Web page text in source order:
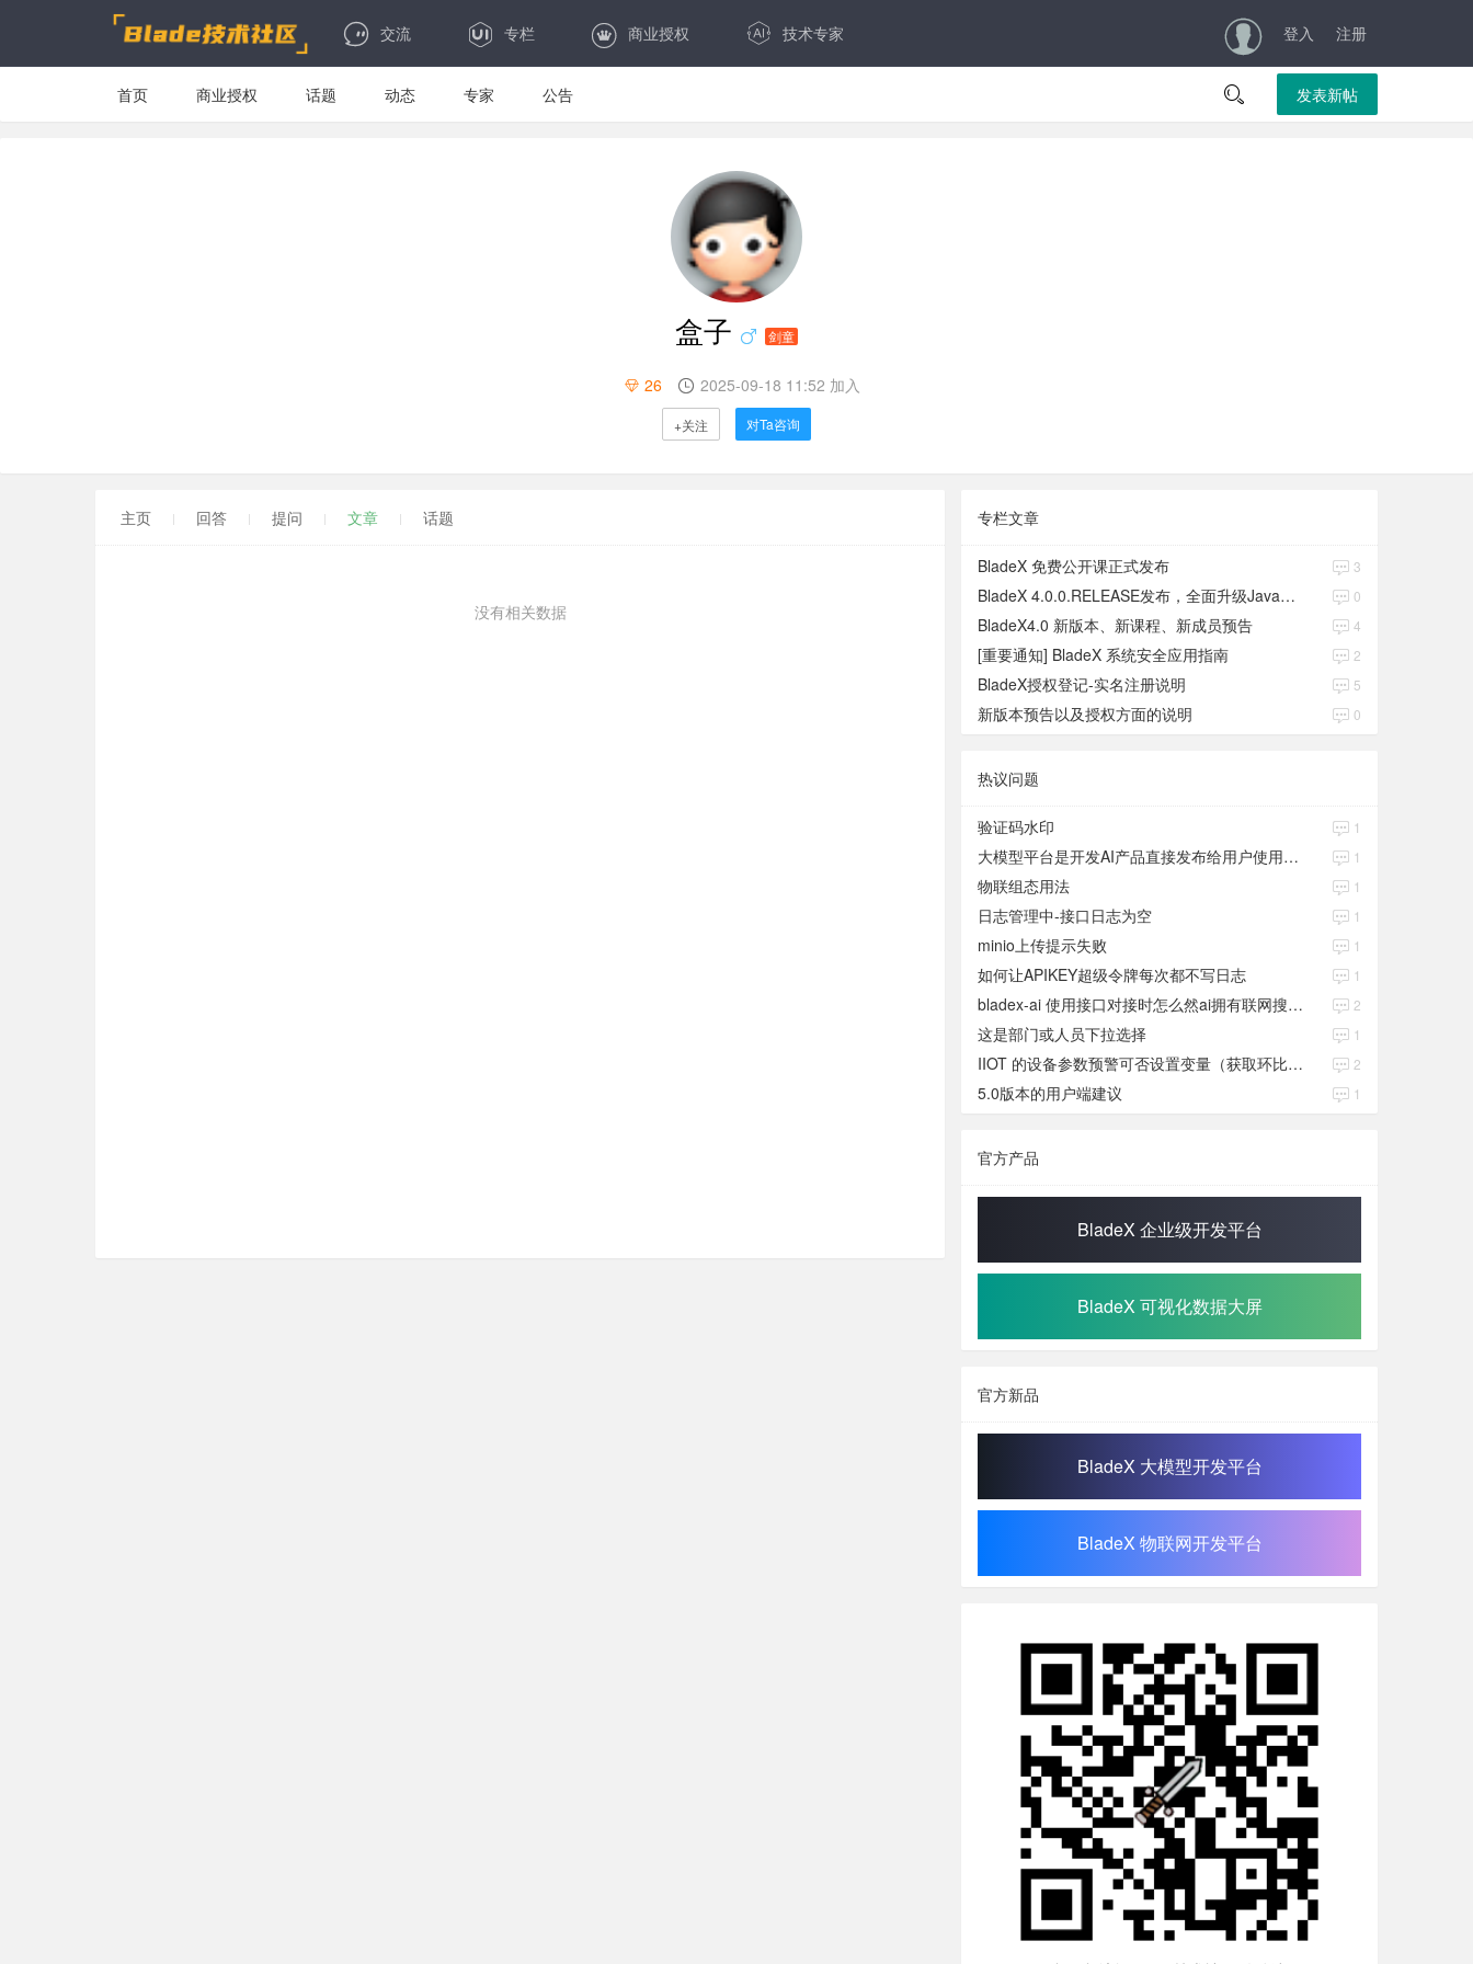
交流 专栏 商业授权 技术专家 登入 注册
首页 商业授权 话题 动态 专家 公告  发表新帖
盒子 剑童
26 2025-09-18 11:52 加入
+关注 对Ta咨询
主页 回答 提问 文章 话题
没有相关数据
专栏文章
BladeX 免费公开课正式发布 3
BladeX 4.0.0.RELEASE发布，全面升级Java17、Boot3、Cloud2023 0
BladeX4.0 新版本、新课程、新成员预告 4
[重要通知] BladeX 系统安全应用指南 2
BladeX授权登记-实名注册说明 5
新版本预告以及授权方面的说明 0
热议问题
验证码水印 1
大模型平台是开发AI产品直接发布给用户使用的吗？ 1
物联组态用法 1
日志管理中-接口日志为空 1
minio上传提示失败 1
如何让APIKEY超级令牌每次都不写日志 1
bladex-ai 使用接口对接时怎么然ai拥有联网搜索功能 2
这是部门或人员下拉选择 1
IIOT 的设备参数预警可否设置变量（获取环比数值） 2
5.0版本的用户端建议 1
官方产品
BladeX 企业级开发平台
BladeX 可视化数据大屏
官方新品
BladeX 大模型开发平台
BladeX 物联网开发平台